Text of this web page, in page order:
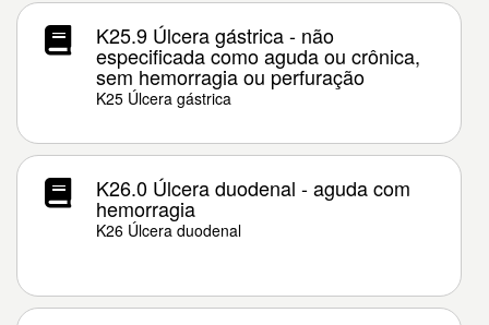
K25.9 Úlcera gástrica - não
especificada como aguda ou crônica,
sem hemorragia ou perfuração
K25 Úlcera gástrica
K26.0 Úlcera duodenal - aguda com
hemorragia
K26 Úlcera duodenal